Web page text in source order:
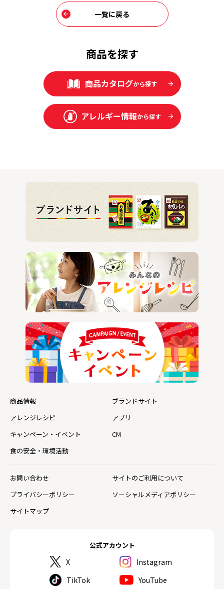
一覧に戻る
商品を探す
商品カタログから探す
アレルギー情報から探す
公式アカウント
X
Instagram
TikTok
YouTube
商品情報
ブランドサイト
アレンジレシピ
アプリ
キャンペーン・イベント
CM
食の安全・環境活動
お問い合わせ
サイトのご利用について
プライバシーポリシー
ソーシャルメディアポリシー
サイトマップ